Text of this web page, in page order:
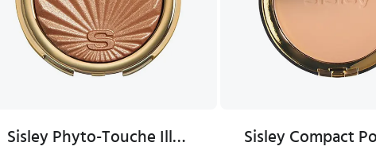
Sisley Phyto-Touche Illusion d'Été 11 g